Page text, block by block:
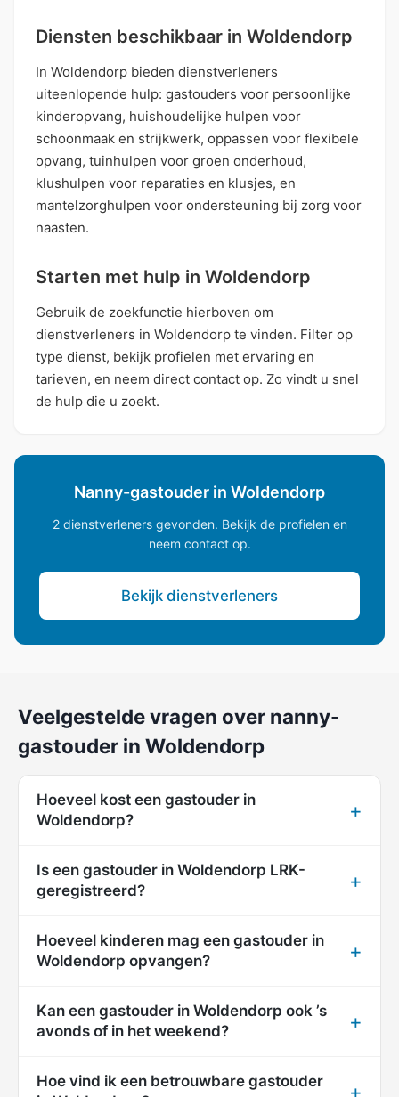
Diensten beschikbaar in Woldendorp
In Woldendorp bieden dienstverleners
uiteenlopende hulp: gastouders voor persoonlijke
kinderopvang, huishoudelijke hulpen voor
schoonmaak en strijkwerk, oppassen voor flexibele
opvang, tuinhulpen voor groen onderhoud,
klushulpen voor reparaties en klusjes, en
mantelzorghulpen voor ondersteuning bij zorg voor
naasten.
Starten met hulp in Woldendorp
Gebruik de zoekfunctie hierboven om
dienstverleners in Woldendorp te vinden. Filter op
type dienst, bekijk profielen met ervaring en
tarieven, en neem direct contact op. Zo vindt u snel
de hulp die u zoekt.
Nanny-gastouder in Woldendorp
2 dienstverleners gevonden. Bekijk de profielen en
neem contact op.
Bekijk dienstverleners
Veelgestelde vragen over nanny-
gastouder in Woldendorp
Hoeveel kost een gastouder in
Woldendorp?
Is een gastouder in Woldendorp LRK-
geregistreerd?
Hoeveel kinderen mag een gastouder in
Woldendorp opvangen?
Kan een gastouder in Woldendorp ook ’s
avonds of in het weekend?
Hoe vind ik een betrouwbare gastouder